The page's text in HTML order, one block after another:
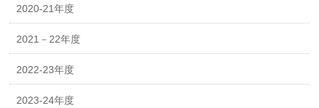
2020-21年度
2021－22年度
2022-23年度
2023-24年度